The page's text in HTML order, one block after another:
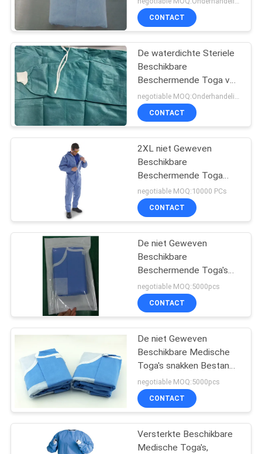
CONTACTEER
ONS
NIEUWS
VERZOEK
OM EEN
CITAAT
SITEMAP
PRIVACY
POLICY
soorten
CONTACT
De waterdichte Steriele
Beschikbare
Beschermende Toga van
SMS voor Patiënten
snakt Kokers
CONTACT
2XL niet Geweven
Beschikbare
Beschermende Toga
met Kap
negotiable MOQ:10000 PCs
CONTACT
De niet Geweven
Beschikbare
Beschermende Toga's
van SMS, Beschikbare
Veiligheid die Antistof
kleden
negotiable MOQ:5000pcs
CONTACT
De niet Geweven
Beschikbare Medische
Toga's snakken Bestand
Koker Stofdicht Water
negotiable MOQ:5000pcs
CONTACT
Versterkte Beschikbare
Medische Toga's,